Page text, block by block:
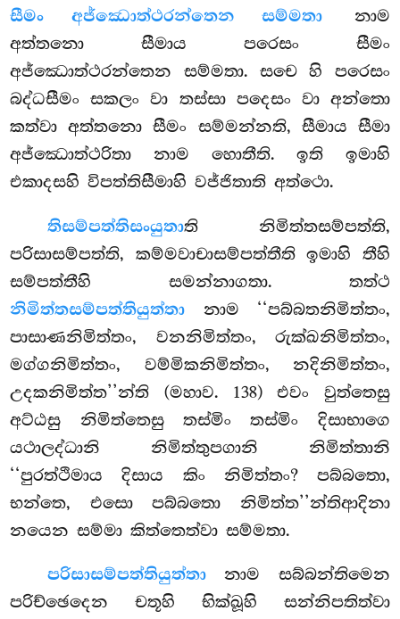
සීමං අජ්ඣොත්ථරන්තෙන සම්මතා නාම
අත්තනො සීමාය පරෙසං සීමං
අජ්ඣොත්ථරන්තෙන සම්මතා. සචෙ හි පරෙසං
බද්ධසීමං සකලං වා තස්සා පදෙසං වා අන්තො
කත්වා අත්තනො සීමං සම්මන්නති, සීමාය සීමා
අජ්ඣොත්ථරිතා නාම හොතීති. ඉති ඉමාහි
එකාදසහි විපත්තිසීමාහි වජ්ජිතාති අත්ථො.
තිසම්පත්තිසංයුතාති නිමිත්තසම්පත්ති,
පරිසාසම්පත්ති, කම්මවාචාසම්පත්තීති ඉමාහි තීහි
සම්පත්තීහි සමන්නාගතා. තත්ථ
නිමිත්තසම්පත්තියුත්තා නාම ‘‘පබ්බතනිමිත්තං,
පාසාණනිමිත්තං, වනනිමිත්තං, රුක්ඛනිමිත්තං,
මග්ගනිමිත්තං, වම්මිකනිමිත්තං, නදිනිමිත්තං,
උදකනිමිත්ත’’න්ති (මහාව. 138) එවං වුත්තෙසු
අට්ඨසු නිමිත්තෙසු තස්මිං තස්මිං දිසාභාගෙ
යථාලද්ධානි නිමිත්තුපගානි නිමිත්තානි
‘‘පුරත්ථිමාය දිසාය කිං නිමිත්තං? පබ්බතො,
භන්තෙ, එසො පබ්බතො නිමිත්ත’’න්තිආදිනා
නයෙන සම්මා කිත්තෙත්වා සම්මතා.
පරිසාසම්පත්තියුත්තා නාම සබ්බන්තිමෙන
පරිච්ඡෙදෙන චතූහි භික්ඛූහි සන්නිපතිත්වා